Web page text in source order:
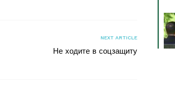
NEXT ARTICLE
Не ходите в соцзащиту